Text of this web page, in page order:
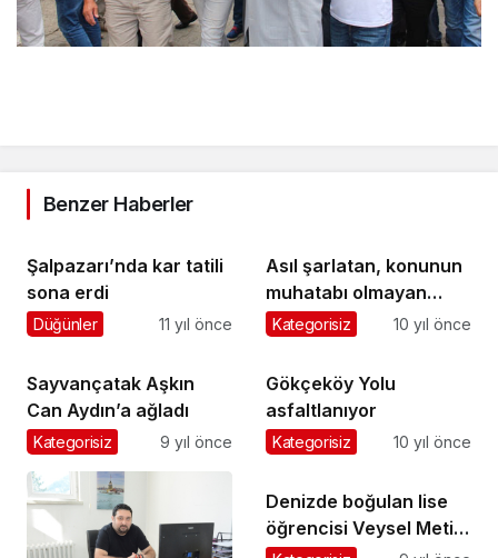
Benzer Haberler
Şalpazarı’nda kar tatili
sona erdi
Düğünler 11 yıl önce
Asıl şarlatan, konunun
muhatabı olmayan
kişidir !
Kategorisiz 10 yıl önce
Sayvançatak Aşkın
Can Aydın’a ağladı
Kategorisiz 9 yıl önce
Gökçeköy Yolu
asfaltlanıyor
Kategorisiz 10 yıl önce
Denizde boğulan lise
öğrencisi Veysel Metin